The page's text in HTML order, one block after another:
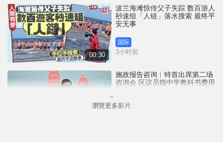
00:30
波兰海滩惊传父子失踪 数百游人
秒速组「人链」落水搜索 最终平
安无事
国际
3小时前
施政报告咨询︱特首出席第二场
咨询会 区议员指中学教科书费用
港闻
瀏覽更多影片